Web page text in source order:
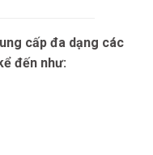
cấp đa dạng các
đến như: